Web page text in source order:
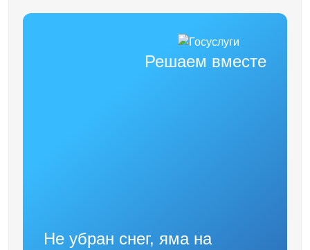
Решаем вместе
Не убран снег, яма на